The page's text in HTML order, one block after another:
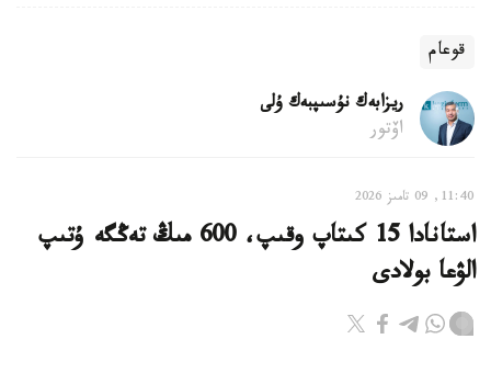
قوعام
ريزابەك نۇسىپبەك ۇلى
اۆتور
11:40, 09 تامىز 2026
استانادا 15 كىتاپ وقىپ، 600 مىڭ تەڭگە ۇتىپ
الۋعا بولادى